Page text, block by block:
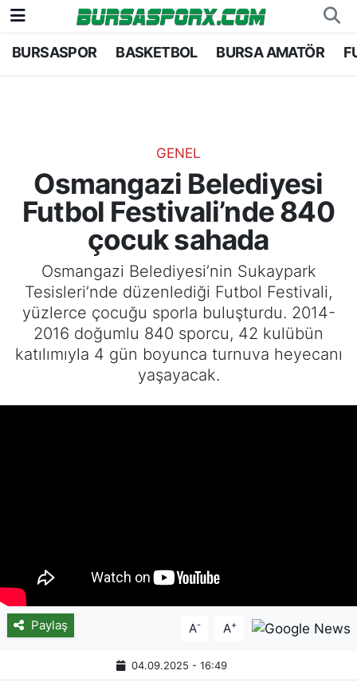
BURSASPOR BASKETBOL BURSA AMATÖR
GENEL
Osmangazi Belediyesi
Futbol Festivali’nde 840
çocuk sahada
Osmangazi Belediyesi’nin Sukaypark
Tesisleri’nde düzenlediği Futbol Festivali,
yüzlerce çocuğu sporla buluşturdu. 2014-
2016 doğumlu 840 sporcu, 42 kulübün
katılımıyla 4 gün boyunca turnuva heyecanı
yaşayacak.
Paylaş A- A+
04.09.2025 - 16:49
Bursaspor
Bursa Amatör
Hentbol
Voleybol
Genel
Bursa Nöbetçi Eczaneler
Bursa Trafik Yoğunluk Haritası
TFF 1.Lig Puan Durumu ve Fikstür
Tüm Manşetler
Son Dakika Haberleri
Haber Arşivi